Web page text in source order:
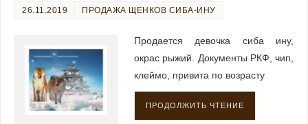
26.11.2019 ПРОДАЖА ЩЕНКОВ СИБА-ИНУ
Продается девочка сиба ину,
окрас рыжий. Документы РКФ, чип,
клеймо, привита по возрасту
ПРОДОЛЖИТЬ ЧТЕНИЕ